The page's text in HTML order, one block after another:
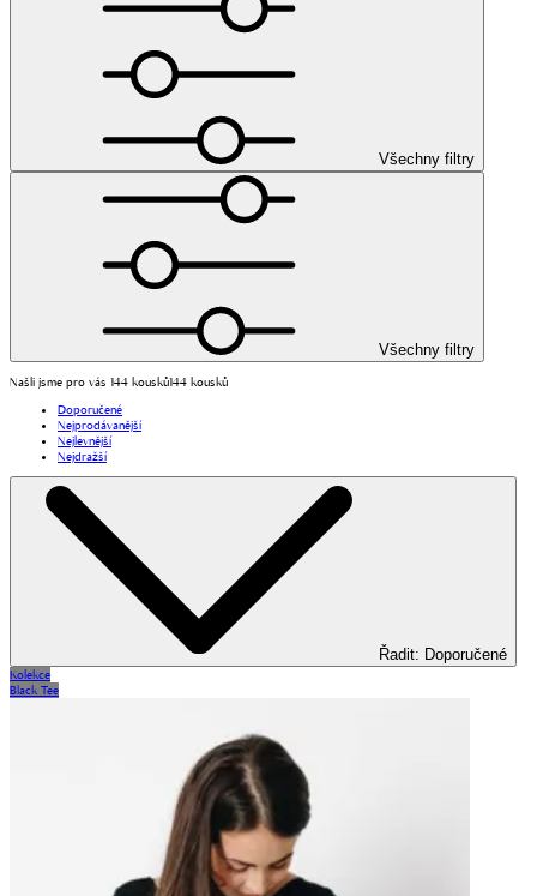
Všechny filtry
Všechny filtry
Našli jsme pro vás 144 kousků144 kousků
Doporučené
Nejprodávanější
Nejlevnější
Nejdražší
Řadit: Doporučené
Kolekce
Black Tee